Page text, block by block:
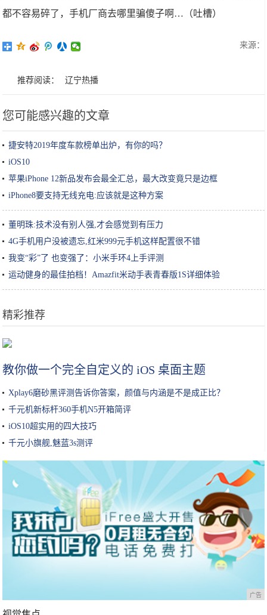
都不容易碎了，手机厂商去哪里骗傻子啊…（吐槽）
来源：
推荐阅读： 辽宁热播
您可能感兴趣的文章
捷安特2019年度车款榜单出炉，有你的吗？
iOS10
苹果iPhone 12新品发布会最全汇总，最大改变竟只是边框
iPhone8要支持无线充电:应该就是这种方案
董明珠:技术没有别人强,才会感觉到有压力
4G手机用户没被遗忘,红米999元手机这样配置很不错
我变“彩”了 也变强了：小米手环4上手评测
运动健身的最佳拍档！Amazfit米动手表青春版1S详细体验
精彩推荐
教你做一个完全自定义的 iOS 桌面主题
Xplay6磨砂黑评测告诉你答案，颜值与内涵是不是成正比？
千元机新标杆360手机N5开箱简评
iOS10超实用的四大技巧
千元小旗舰,魅蓝3s测评
广告